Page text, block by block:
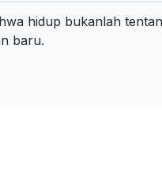
hidup bukanlah
baru.